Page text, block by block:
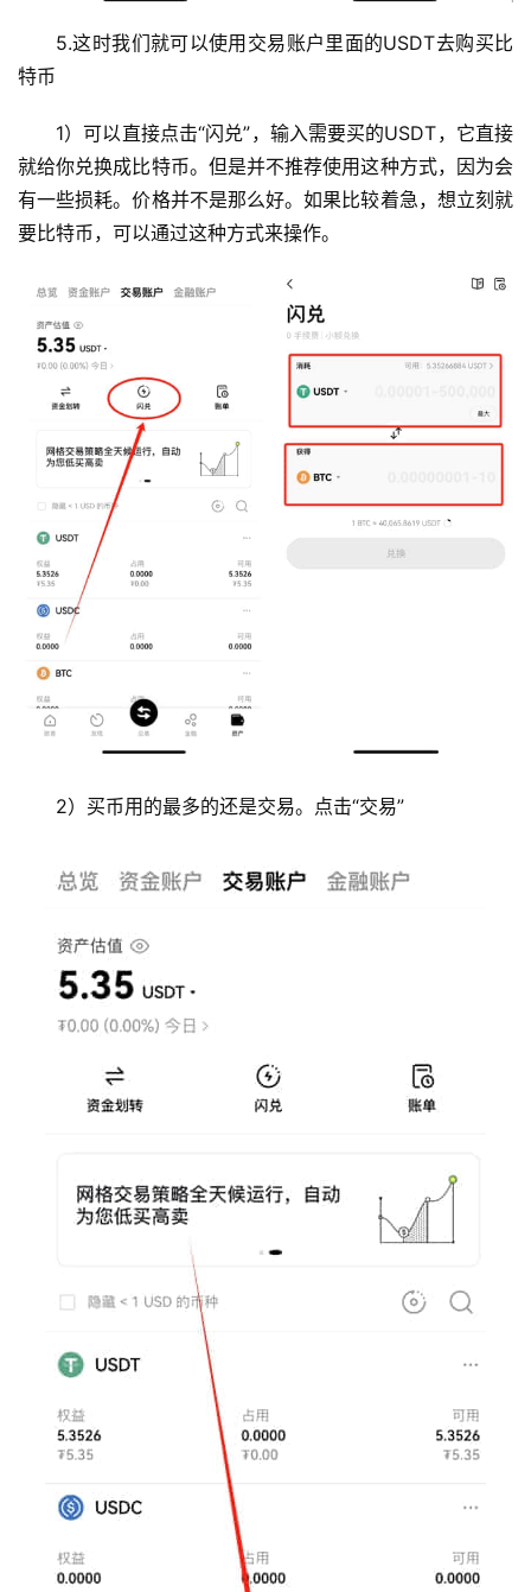
币
见
问
题
5.这时我们就可以使用交易账户里面的USDT去购买比
特币
1）可以直接点击“闪兑”，输入需要买的USDT，它直接
就给你兑换成比特币。但是并不推荐使用这种方式，因为会
有一些损耗。价格并不是那么好。如果比较着急，想立刻就
要比特币，可以通过这种方式来操作。
2）买币用的最多的还是交易。点击“交易”